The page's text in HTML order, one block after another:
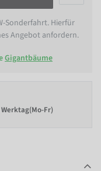
Sonderfahrt. Hierfür
Angebot anfordern.
Gigantbäume
Fr)